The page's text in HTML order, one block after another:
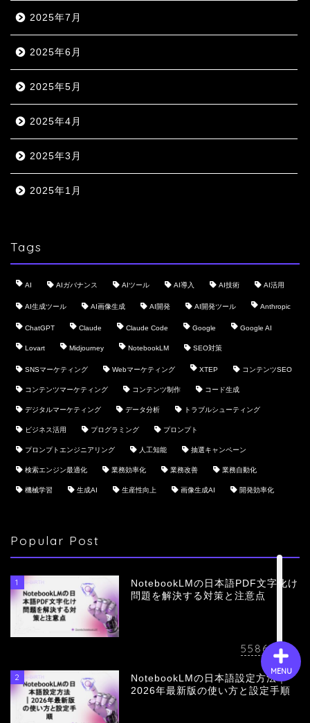
2025年7月
2025年6月
2025年5月
2025年4月
2025年3月
2025年1月
Tags
AI AIガバナンス AIツール AI導入 AI技術 AI活用
AI生成ツール AI画像生成 AI開発 AI開発ツール Anthropic
ChatGPT Claude Claude Code Google Google AI
Lovart Midjourney NotebookLM SEO対策
SNSマーケティング Webマーケティング XTEP コンテンツSEO
コンテンツマーケティング コンテンツ制作 コード生成
デジタルマーケティング データ分析 トラブルシューティング
ビジネス活用 プログラミング プロンプト
プロンプトエンジニアリング 人工知能 抽選キャンペーン
検索エンジン最適化 業務効率化 業務改善 業務自動化
機械学習 生成AI 生産性向上 画像生成AI 開発効率化
Popular Post
1
NotebookLMの日本語PDF文字化け
問題を解決する対策と注意点
5586view
2
NotebookLMの日本語設定方法｜
2026年最新版の使い方と設定手順
MENU
お問い合わせ